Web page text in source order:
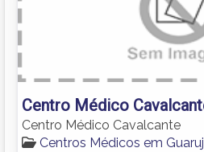
Centro Médico
Centro Médico Cavalcante
Centros Médicos em